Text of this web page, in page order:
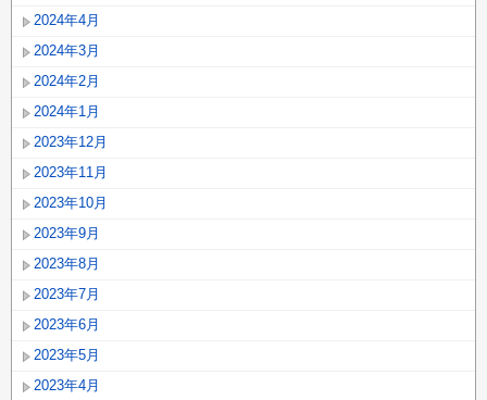
2024年4月
2024年3月
2024年2月
2024年1月
2023年12月
2023年11月
2023年10月
2023年9月
2023年8月
2023年7月
2023年6月
2023年5月
2023年4月